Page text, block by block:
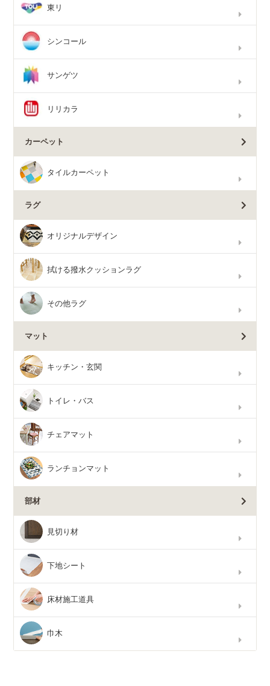
東リ
シンコール
サンゲツ
リリカラ
カーペット
タイルカーペット
ラグ
オリジナルデザイン
拭ける撥水クッションラグ
その他ラグ
マット
キッチン・玄関
トイレ・バス
チェアマット
ランチョンマット
部材
見切り材
下地シート
床材施工道具
巾木